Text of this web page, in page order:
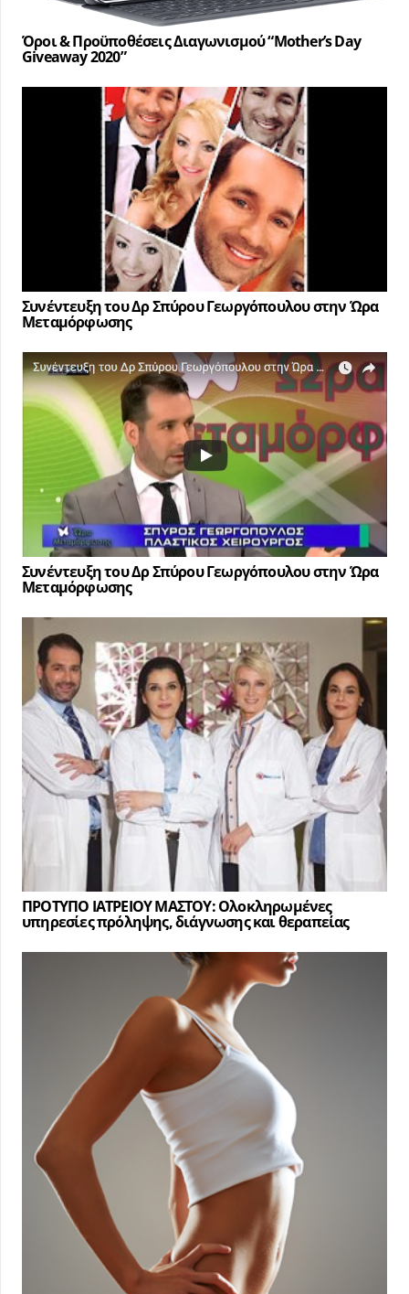
Όροι & Προϋποθέσεις Διαγωνισμού “Mother’s Day
Giveaway 2020”
Συνέντευξη του Δρ Σπύρου Γεωργόπουλου στην Ώρα
Μεταμόρφωσης
Συνέντευξη του Δρ Σπύρου Γεωργόπουλου στην Ώρα
Μεταμόρφωσης
ΠΡΟΤΥΠΟ ΙΑΤΡΕΙΟΥ ΜΑΣΤΟΥ: Ολοκληρωμένες
υπηρεσίες πρόληψης, διάγνωσης και θεραπείας